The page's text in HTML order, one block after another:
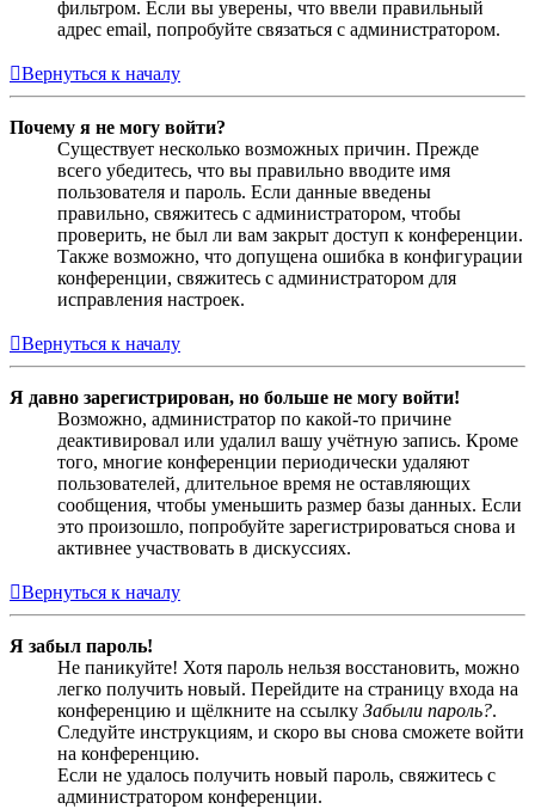
фильтром. Если вы уверены, что ввели правильный
адрес email, попробуйте связаться с администратором.
Вернуться к началу
Почему я не могу войти?
Существует несколько возможных причин. Прежде
всего убедитесь, что вы правильно вводите имя
пользователя и пароль. Если данные введены
правильно, свяжитесь с администратором, чтобы
проверить, не был ли вам закрыт доступ к конференции.
Также возможно, что допущена ошибка в конфигурации
конференции, свяжитесь с администратором для
исправления настроек.
Вернуться к началу
Я давно зарегистрирован, но больше не могу войти!
Возможно, администратор по какой-то причине
деактивировал или удалил вашу учётную запись. Кроме
того, многие конференции периодически удаляют
пользователей, длительное время не оставляющих
сообщения, чтобы уменьшить размер базы данных. Если
это произошло, попробуйте зарегистрироваться снова и
активнее участвовать в дискуссиях.
Вернуться к началу
Я забыл пароль!
Не паникуйте! Хотя пароль нельзя восстановить, можно
легко получить новый. Перейдите на страницу входа на
конференцию и щёлкните на ссылку Забыли пароль?.
Следуйте инструкциям, и скоро вы снова сможете войти
на конференцию.
Если не удалось получить новый пароль, свяжитесь с
администратором конференции.